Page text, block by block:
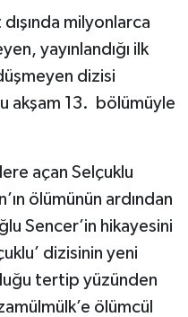
milyonlarca
yayınlandığı ilk
dizisi
akşam 13. bölümüyle
açan Selçuklu
ölümünün ardından
Sencer’in hikayesini
dizisinin yeni
tertip yüzünden
ölümcül